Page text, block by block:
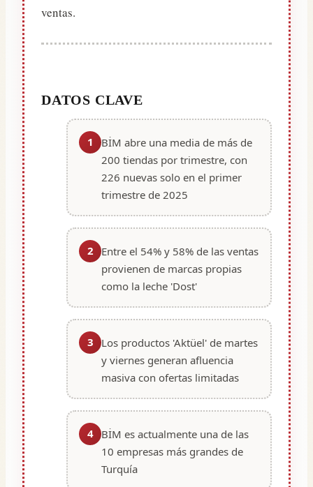
ventas.
DATOS CLAVE
1
BİM abre una media de más de
200 tiendas por trimestre, con
226 nuevas solo en el primer
trimestre de 2025
2
Entre el 54% y 58% de las ventas
provienen de marcas propias
como la leche 'Dost'
3
Los productos 'Aktüel' de martes
y viernes generan afluencia
masiva con ofertas limitadas
4
BİM es actualmente una de las
10 empresas más grandes de
Turquía